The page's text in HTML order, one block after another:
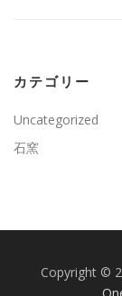
カテゴリー
Uncategorized
石窯
Copyright ©